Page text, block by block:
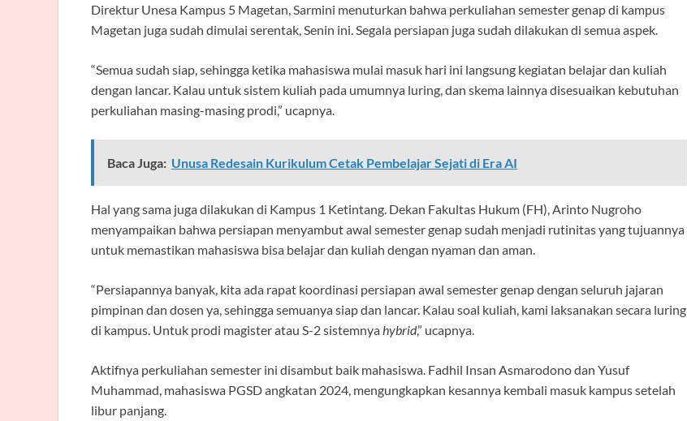
Direktur Unesa Kampus 5 Magetan, Sarmini menuturkan bahwa perkuliahan semester genap di kampus
Magetan juga sudah dimulai serentak, Senin ini. Segala persiapan juga sudah dilakukan di semua aspek.
“Semua sudah siap, sehingga ketika mahasiswa mulai masuk hari ini langsung kegiatan belajar dan kuliah
dengan lancar. Kalau untuk sistem kuliah pada umumnya luring, dan skema lainnya disesuaikan kebutuhan
perkuliahan masing-masing prodi,” ucapnya.
Baca Juga: Unusa Redesain Kurikulum Cetak Pembelajar Sejati di Era AI
Hal yang sama juga dilakukan di Kampus 1 Ketintang. Dekan Fakultas Hukum (FH), Arinto Nugroho
menyampaikan bahwa persiapan menyambut awal semester genap sudah menjadi rutinitas yang tujuannya
untuk memastikan mahasiswa bisa belajar dan kuliah dengan nyaman dan aman.
“Persiapannya banyak, kita ada rapat koordinasi persiapan awal semester genap dengan seluruh jajaran
pimpinan dan dosen ya, sehingga semuanya siap dan lancar. Kalau soal kuliah, kami laksanakan secara luring
di kampus. Untuk prodi magister atau S-2 sistemnyahybrid,” ucapnya.
Aktifnya perkuliahan semester ini disambut baik mahasiswa. Fadhil Insan Asmarodono dan Yusuf
Muhammad, mahasiswa PGSD angkatan 2024, mengungkapkan kesannya kembali masuk kampus setelah
libur panjang.